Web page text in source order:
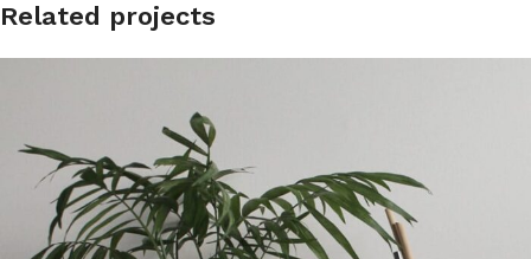
Related projects